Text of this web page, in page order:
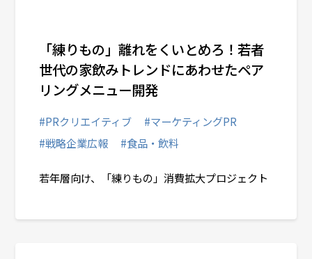
若年層向け、「練りもの」消費拡大プロジェクト
#PRクリエイティブ
#マーケティングPR
#戦略企業広報
#食品・飲料
「練りもの」離れをくいとめろ！若者
世代の家飲みトレンドにあわせたペア
リングメニュー開発